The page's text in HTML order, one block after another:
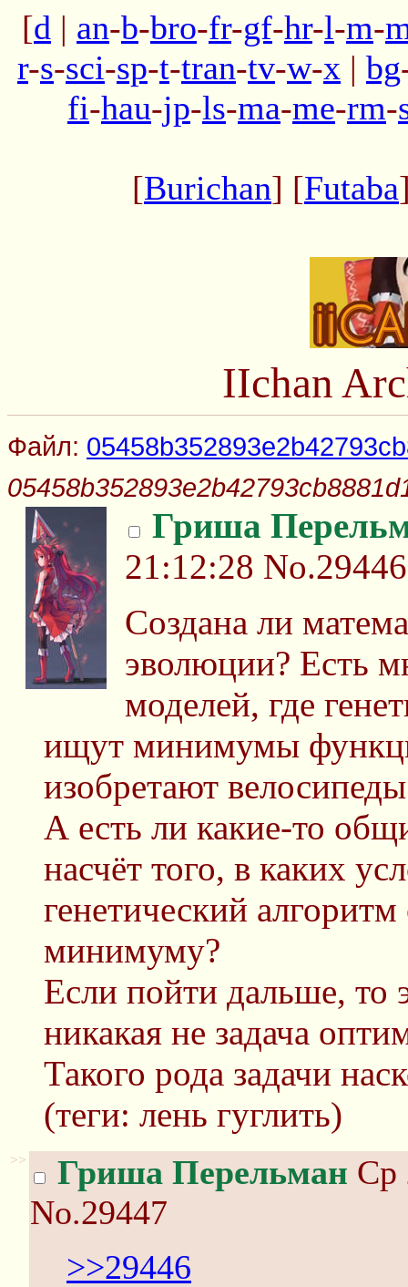
[d | an-b-bro-fr-gf-hr-l-m-
r-s-sci-sp-t-tran-tv-w-x | bg
fi-hau-jp-ls-ma-me-rm-
[Burichan] [Futaba
IIchan
Файл:
Гриша
21:12:28 No.29446
Создана ли
эволюции? Есть
моделей, где
ищут минимумы
изобретают
А есть ли какие-то
насчёт того, в каких
генетический
минимуму?
Если пойти дальше, то
никакая не задача
Такого рода задачи
(теги: лень гуглить)
>> Гриша Перельман Ср
No.29447
>>29446